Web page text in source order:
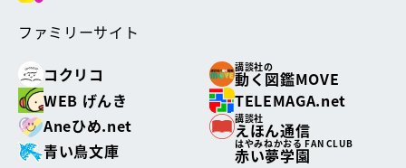
ファミリーサイト
コクリコ
講談社の
動く図鑑MOVE
WEB げんき
TELEMAGA.net
Aneひめ.net
講談社
えほん通信
青い鳥文庫
はやみねかおる FAN CLUB
赤い夢学園